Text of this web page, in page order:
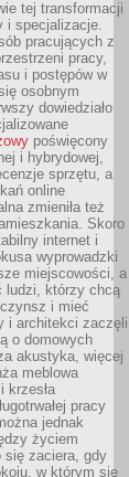
tej transformacji
i specjalizacje.
pracujących z
pracy,
i postępów w
osobnym
dowiedziało
poświęcony
i hybrydowej,
sprzętu, a
online
zmieniła też
Skoro
internet i
wyprowadzki
miejscowości, a
ludzi, którzy chcą
i mieć
i architekci zaczęli
o domowych
akustyka, więcej
meblowa
krzesła
pracy
jednak
życiem
się zaciera, gdy
w którym się